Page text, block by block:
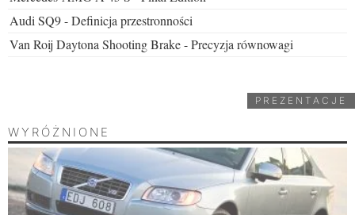
Audi SQ9 - Definicja przestronności
Van Roij Daytona Shooting Brake - Precyzja równowagi
PREZENTACJE
WYRÓŻNIONE